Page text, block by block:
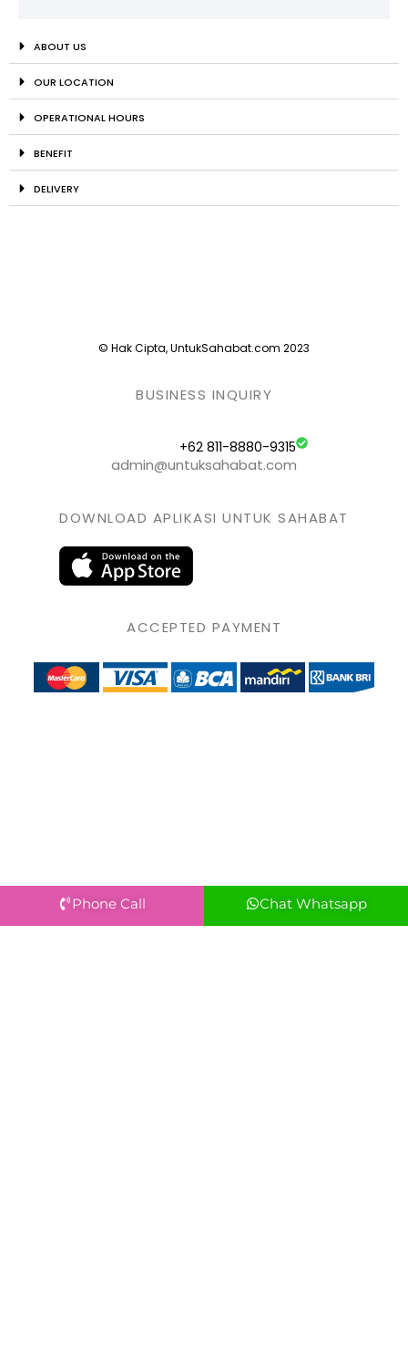
ABOUT US
OUR LOCATION
OPERATIONAL HOURS
BENEFIT
DELIVERY
© Hak Cipta, UntukSahabat.com 2023
BUSINESS INQUIRY
+62 811-8880-9315
admin@untuksahabat.com
DOWNLOAD APLIKASI UNTUK SAHABAT
ACCEPTED PAYMENT
Phone Call Chat Whatsapp